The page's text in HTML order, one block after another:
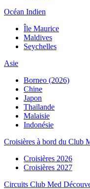
Océan Indien
Île Maurice
Maldives
Seychelles
Asie
Borneo (2026)
Chine
Japon
Thaïlande
Malaisie
Indonésie
Croisières à bord du Club
Croisières 2026
Croisières 2027
Circuits Club Med